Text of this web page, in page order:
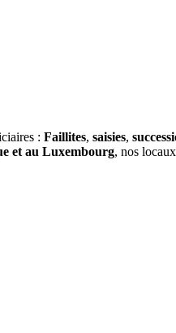
: Faillites, saisies,
et au Luxembourg, nos